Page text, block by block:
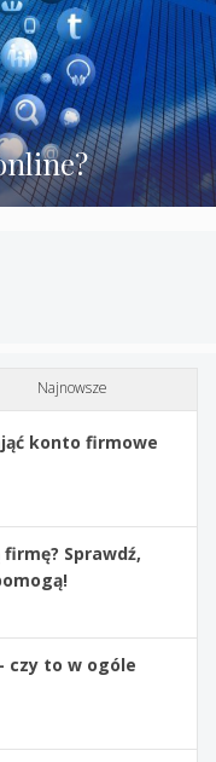
Najnowsze
konto firmowe
firmę? Sprawdź,
czy to w ogóle